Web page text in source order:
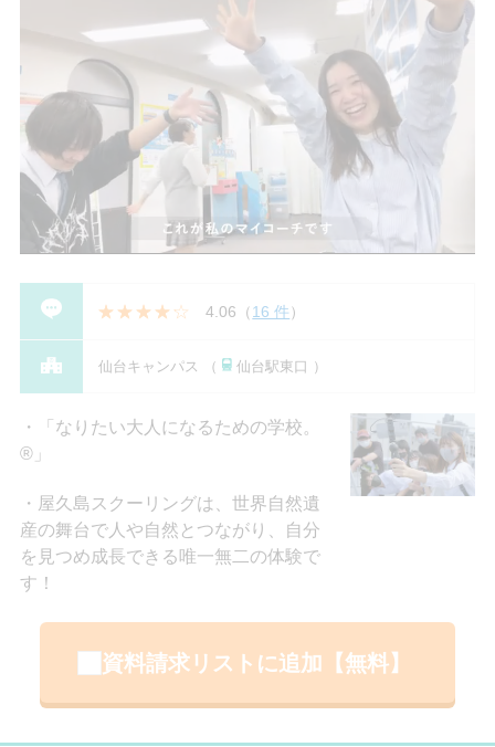
4.06 （16 件）
仙台キャンパス （ 仙台駅東口 ）
「なりたい大人になるための学校。
®」
屋久島スクーリングは、世界自然遺
産の舞台で人や自然とつながり、自分
を見つめ成長できる唯一無二の体験で
す！
資料請求リストに追加【無料】